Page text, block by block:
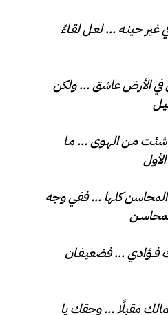
غير حينـه … لعـل لقـاءً
في الأرض عاشق … ولكن
مـن الهـوى … مـا
كلها … ففي وجه
فــؤادي … فضعيـفـان
مقبلًا … وحقك يا